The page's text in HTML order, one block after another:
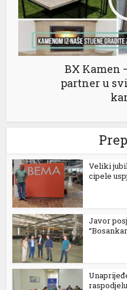
BX Kamen
partner u
Veliki
cipele
Javor